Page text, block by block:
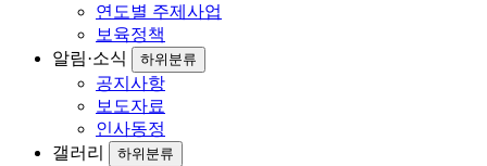
연도별 주제사업
보육정책
알림·소식
하위분류
공지사항
보도자료
인사동정
갤러리
하위분류